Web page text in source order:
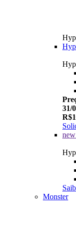
31/
new
Monster